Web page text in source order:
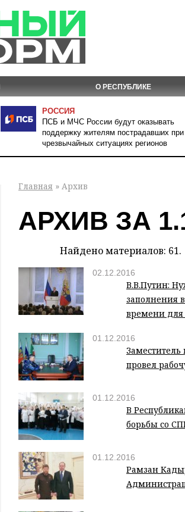
О РЕСПУБЛИКЕ
РОССИЯ
ПСБ и МЧС России будут оказывать
поддержку жителям пострадавших при
чрезвычайных ситуациях регионов
Главная » Архив
АРХИВ ЗА
Найдено материалов: 61.
02.12.2016
В.В.Путин:
заполнения
времени для
01.12.2016
провел
01.12.2016
В
борьбы со
01.12.2016
Рамзан